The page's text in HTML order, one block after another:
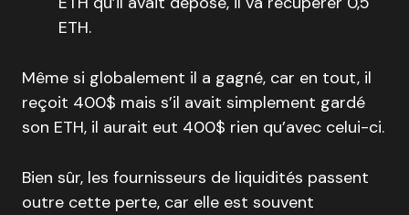
ETH.
Même si globalement il a gagné, car en tout, il
reçoit 400$ mais s’il avait simplement gardé
son ETH, il aurait eut 400$ rien qu’avec celui-ci.
Bien sûr, les fournisseurs de liquidités passent
outre cette perte, car elle est souvent